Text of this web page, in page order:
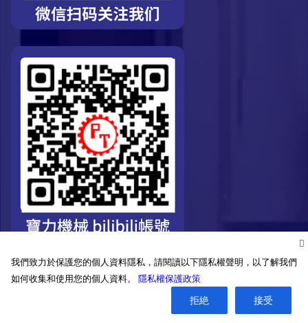
©2026. Pro-Technic Machinery Ltd. All right reserved.
我們致力於保護您的個人資料隱私，請閱讀以下隱私權聲明，以了解我們
如何收集和使用您的個人資料。 隱私權保護政策
拒絶 接受